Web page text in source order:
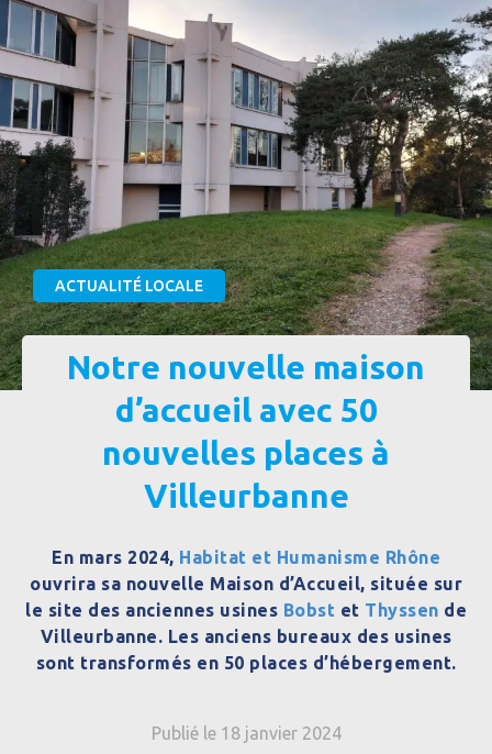
ACTUALITÉ LOCALE
Notre nouvelle maison
d’accueil avec 50
nouvelles places à
Villeurbanne
En mars 2024, Habitat et Humanisme Rhône
ouvrira sa nouvelle Maison d’Accueil, située sur
le site des anciennes usines Bobst et Thyssen de
Villeurbanne. Les anciens bureaux des usines
sont transformés en 50 places d’hébergement.
Publié le 18 janvier 2024